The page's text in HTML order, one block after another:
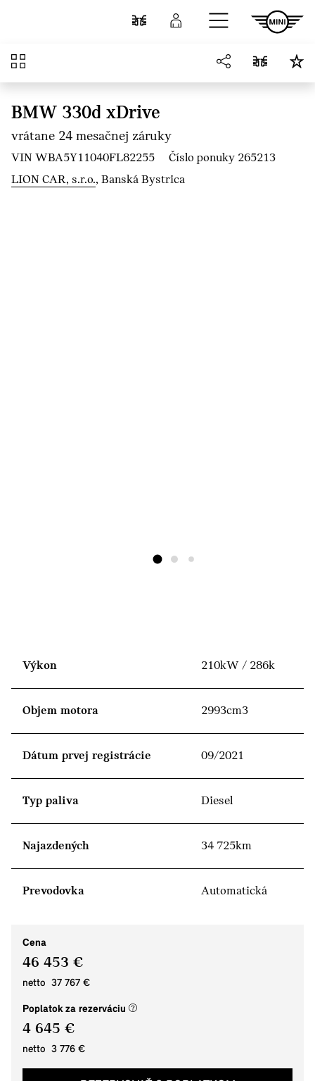
Porovnať Prihlásenie
Prehľad
BMW 330d xDrive
vrátane 24 mesačnej záruky
VIN WBA5Y11040FL82255
Číslo ponuky 265213
LION CAR, s.r.o., Banská Bystrica
Výkon 210kW / 286k
Objem motora 2993cm3
Dátum prvej registrácie 09/2021
Typ paliva Diesel
Najazdených 34 725km
Prevodovka Automatická
Cena
46 453 €
netto 37 767 €
Poplatok za rezerváciu (nové okno)
4 645 €
netto 3 776 €